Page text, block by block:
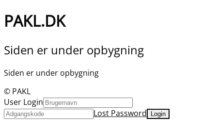
PAKL.DK
Siden er under opbygning
Siden er under opbygning
© PAKL
User Login
Lost Password